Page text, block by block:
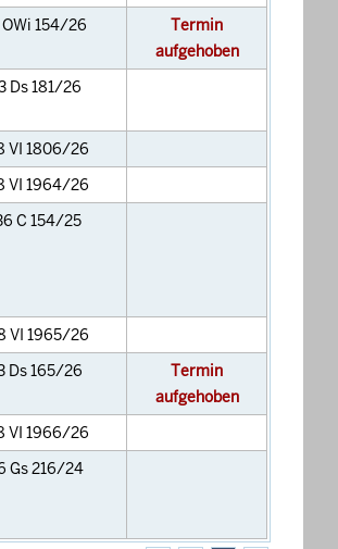
OWi 154/26
Termin
aufgehoben
Ds 181/26
VI 1806/26
VI 1964/26
C 154/25
VI 1965/26
Ds 165/26
Termin
aufgehoben
VI 1966/26
Gs 216/24